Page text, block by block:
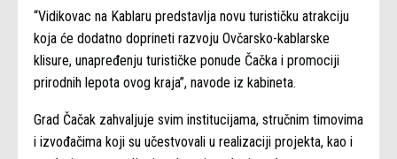
“Vidikovac na Kablaru predstavlja novu turističku atrakciju
koja će dodatno doprineti razvoju Ovčarsko-kablarske
klisure, unapređenju turističke ponude Čačka i promociji
prirodnih lepota ovog kraja”, navode iz kabineta.
Grad Čačak zahvaljuje svim institucijama, stručnim timovima
i izvođačima koji su učestvovali u realizaciji projekta, kao i